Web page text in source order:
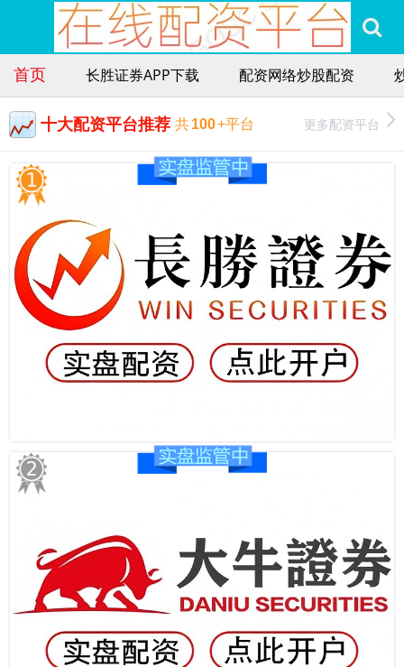
首页 长胜证券APP下载 配资网络炒股配资
十大配资平台推荐 共100+平台 更多配资平台